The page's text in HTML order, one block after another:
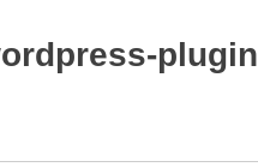
plugin